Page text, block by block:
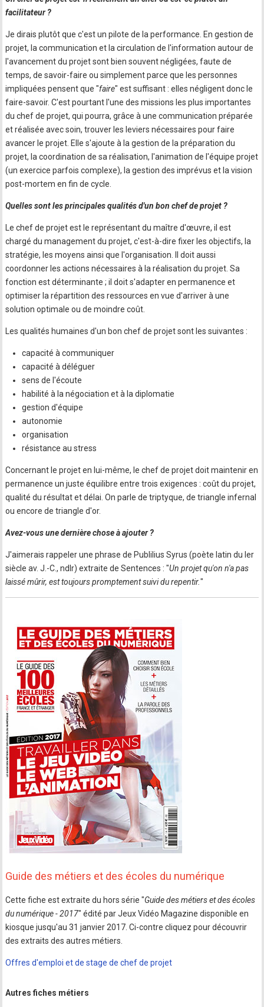
facilitateur ?
Je dirais plutôt que c'est un pilote de la performance. En gestion de
projet, la communication et la circulation de l'information autour de
l'avancement du projet sont bien souvent négligées, faute de
temps, de savoir-faire ou simplement parce que les personnes
impliquées pensent que "faire" est suffisant : elles négligent donc le
faire-savoir. C'est pourtant l'une des missions les plus importantes
du chef de projet, qui pourra, grâce à une communication préparée
et réalisée avec soin, trouver les leviers nécessaires pour faire
avancer le projet. Elle s'ajoute à la gestion de la préparation du
projet, la coordination de sa réalisation, l'animation de l'équipe projet
(un exercice parfois complexe), la gestion des imprévus et la vision
post-mortem en fin de cycle.
Quelles sont les principales qualités d'un bon chef de projet ?
Le chef de projet est le représentant du maître d'œuvre, il est
chargé du management du projet, c'est-à-dire fixer les objectifs, la
stratégie, les moyens ainsi que l'organisation. Il doit aussi
coordonner les actions nécessaires à la réalisation du projet. Sa
fonction est déterminante ; il doit s'adapter en permanence et
optimiser la répartition des ressources en vue d'arriver à une
solution optimale ou de moindre coût.
Les qualités humaines d'un bon chef de projet sont les suivantes :
capacité à communiquer
capacité à déléguer
sens de l'écoute
habilité à la négociation et à la diplomatie
gestion d'équipe
autonomie
organisation
résistance au stress
Concernant le projet en lui-même, le chef de projet doit maintenir en
permanence un juste équilibre entre trois exigences : coût du projet,
qualité du résultat et délai. On parle de triptyque, de triangle infernal
ou encore de triangle d'or.
Avez-vous une dernière chose à ajouter ?
J'aimerais rappeler une phrase de Publilius Syrus (poète latin du Ier
siècle av. J.-C., ndlr) extraite de Sentences : "Un projet qu'on n'a pas
laissé mûrir, est toujours promptement suivi du repentir."
Guide des métiers et des écoles du numérique
Cette fiche est extraite du hors série "Guide des métiers et des écoles
du numérique - 2017" édité par Jeux Vidéo Magazine disponible en
kiosque jusqu'au 31 janvier 2017. Ci-contre cliquez pour découvrir
des extraits des autres métiers.
Offres d'emploi et de stage de chef de projet
Autres fiches métiers